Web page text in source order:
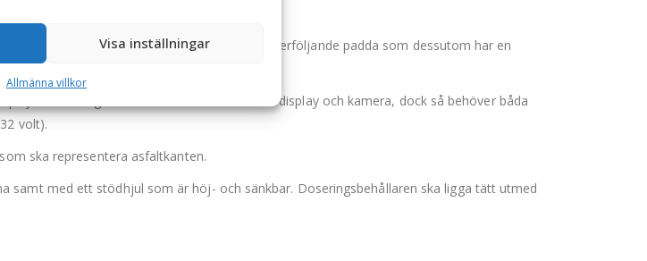
Visa inställningar
Allmänna villkor
För att kunna packa materialet har du en efterföljande padda som dessutom har en
krävs alltså både 3e och 4e funktion.
Överföringen av bild sker trådlöst mellan display och kamera, dock så behöver båda
volt).
ska representera asfaltkanten.
samt med ett stödhjul som är höj- och sänkbar. Doseringsbehållaren ska ligga tätt utmed